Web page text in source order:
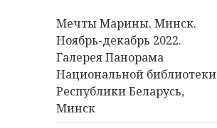
Мечты Марины. Минск.
Ноябрь-декабрь 2022.
Галерея Панорама
Национальной библиотеки
Республики Беларусь,
Минск